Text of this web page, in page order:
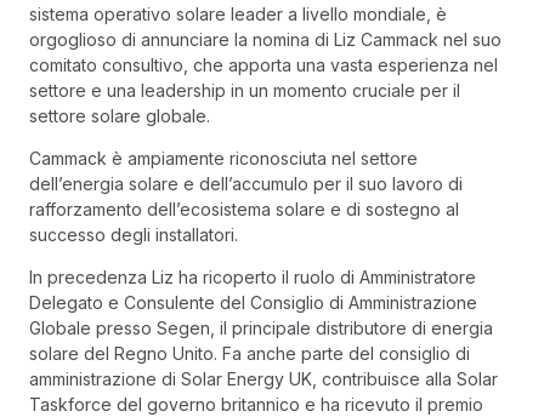
sistema operativo solare leader a livello mondiale, è
orgoglioso di annunciare la nomina di Liz Cammack nel suo
comitato consultivo, che apporta una vasta esperienza nel
settore e una leadership in un momento cruciale per il
settore solare globale.
Cammack è ampiamente riconosciuta nel settore
dell’energia solare e dell’accumulo per il suo lavoro di
rafforzamento dell’ecosistema solare e di sostegno al
successo degli installatori.
In precedenza Liz ha ricoperto il ruolo di Amministratore
Delegato e Consulente del Consiglio di Amministrazione
Globale presso Segen, il principale distributore di energia
solare del Regno Unito. Fa anche parte del consiglio di
amministrazione di Solar Energy UK, contribuisce alla Solar
Taskforce del governo britannico e ha ricevuto il premio